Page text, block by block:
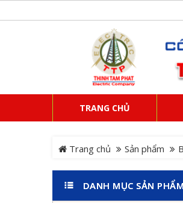
TRANG CHỦ
Trang chủ Sản phẩm
DANH MỤC SẢN PHẨM